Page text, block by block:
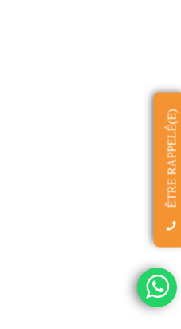
ÊTRE RAPPELÉ(E)